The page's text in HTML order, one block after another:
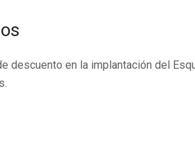
descuento en la implantación del